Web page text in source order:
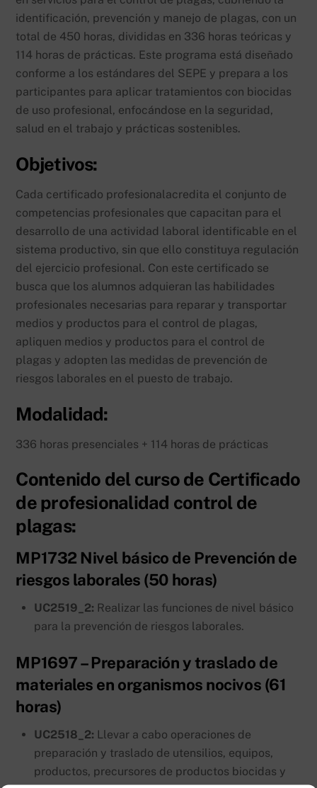
identificación, prevención y manejo de plagas, con un
total de 450 horas, divididas en 336 horas teóricas y
114 horas de prácticas. Este programa está diseñado
conforme a los estándares del SEPE y prepara a los
participantes para aplicar tratamientos con biocidas
de uso profesional, enfocándose en la seguridad,
salud en el trabajo y prácticas sostenibles.
Objetivos:
Cada certificado profesionalacredita el conjunto de
competencias profesionales que capacitan para el
desarrollo de una actividad laboral identificable en el
sistema productivo, sin que ello constituya regulación
del ejercicio profesional. Con este certificado se
busca que los alumnos adquieran las habilidades
profesionales necesarias para reparar y transportar
medios y productos para el control de plagas,
apliquen medios y productos para el control de
plagas y adopten las medidas de prevención de
riesgos laborales en el puesto de trabajo.
Modalidad:
336 horas presenciales + 114 horas de prácticas
Contenido del curso de Certificado
de profesionalidad control de
plagas:
MP1732 Nivel básico de Prevención de
riesgos laborales (50 horas)
UC2519_2: Realizar las funciones de nivel básico
para la prevención de riesgos laborales.
MP1697 – Preparación y traslado de
materiales en organismos nocivos (61
horas)
UC2518_2: Llevar a cabo operaciones de
preparación y traslado de utensilios, equipos,
productos, precursores de productos biocidas y